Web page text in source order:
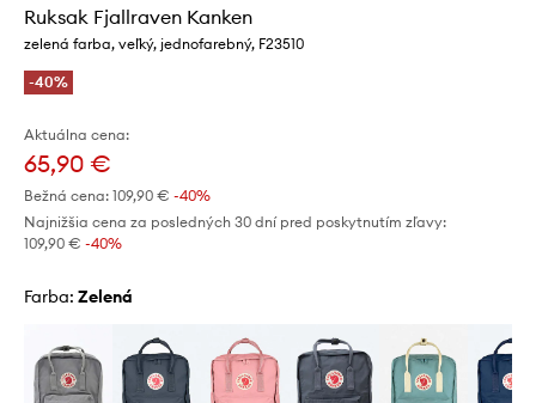
Ruksak Fjallraven Kanken
zelená farba, veľký, jednofarebný, F23510
-40%
Aktuálna cena:
65,90 €
Bežná cena: 109,90 € -40%
Najnižšia cena za posledných 30 dní pred poskytnutím zľavy:
109,90 € -40%
Farba: zelená